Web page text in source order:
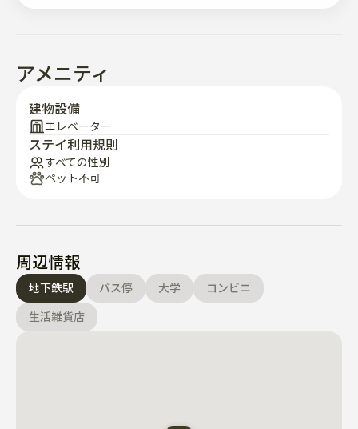
アメニティ
建物設備
エレベーター
ステイ利用規則
すべての性別
ペット不可
周辺情報
地下鉄駅 バス停 大学
コンビニ
生活雑貨店